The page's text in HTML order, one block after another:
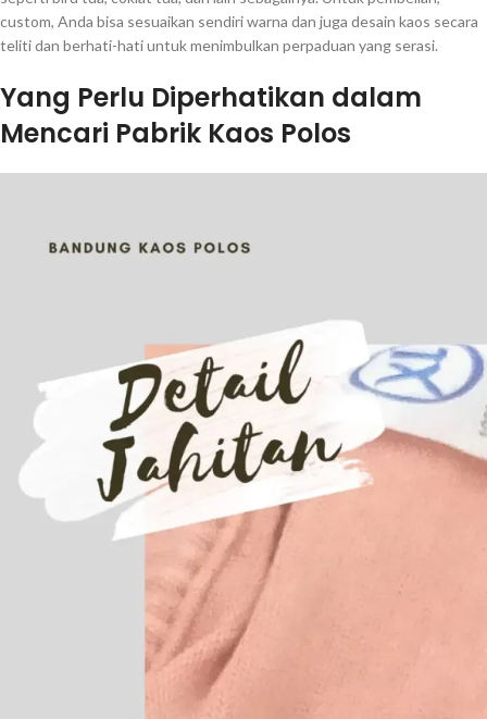
custom, Anda bisa sesuaikan sendiri warna dan juga desain kaos secara
teliti dan berhati-hati untuk menimbulkan perpaduan yang serasi.
Yang Perlu Diperhatikan dalam
Mencari Pabrik Kaos Polos